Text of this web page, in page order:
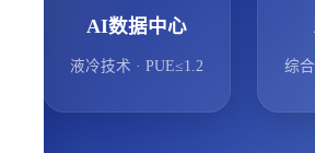
AI数据中心
液冷技术 · PUE≤1.2 综